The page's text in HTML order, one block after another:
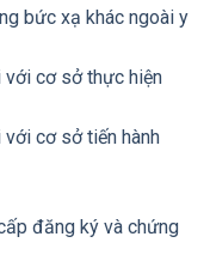
bức xạ khác ngoài y
với cơ sở thực hiện
cơ sở tiến hành
đăng ký và chứng